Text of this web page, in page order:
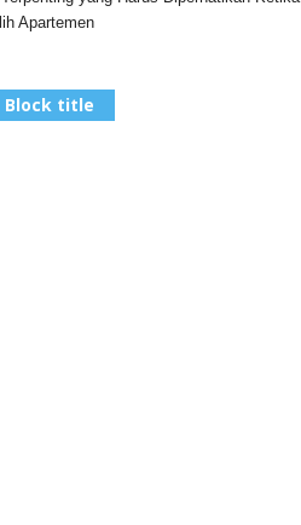
Apartemen
Block title